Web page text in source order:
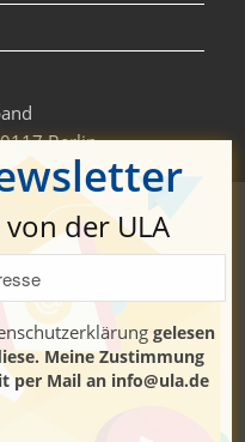
Berlin
verwendet, um die
Nutzererlebnis zu
Seiten erklären Sie
Informationen und
Datenschutzerklärung.
settings
der ULA
gelesen
Meine Zustimmung
per Mail an info@ula.de